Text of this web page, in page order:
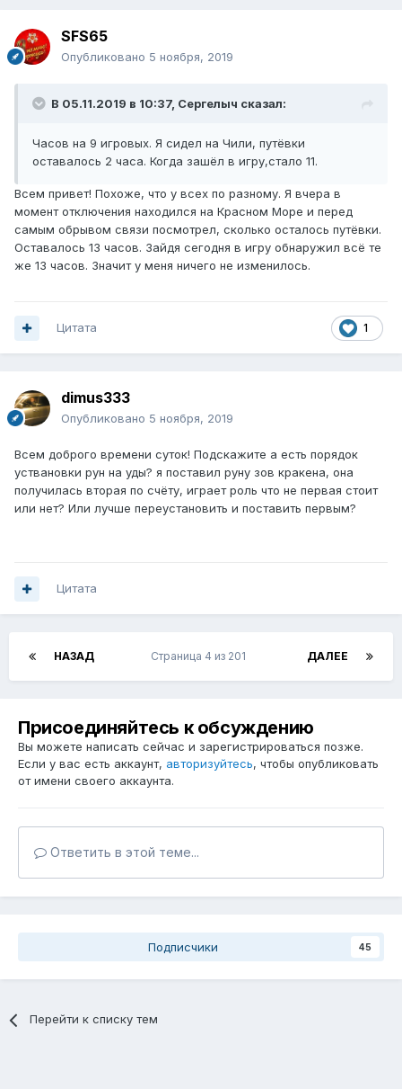
SFS65
Опубликовано 5 ноября, 2019
В 05.11.2019 в 10:37, Сергелыч сказал:
Часов на 9 игровых. Я сидел на Чили, путёвки
оставалось 2 часа. Когда зашёл в игру,стало 11.
Всем привет! Похоже, что у всех по разному. Я вчера в
момент отключения находился на Красном Море и перед
самым обрывом связи посмотрел, сколько осталось путёвки.
Оставалось 13 часов. Зайдя сегодня в игру обнаружил всё те
же 13 часов. Значит у меня ничего не изменилось.
1
Цитата
dimus333
Опубликовано 5 ноября, 2019
Всем доброго времени суток! Подскажите а есть порядок
уствановки рун на уды? я поставил руну зов кракена, она
получилась вторая по счёту, играет роль что не первая стоит
или нет? Или лучше переустановить и поставить первым?
Цитата
НАЗАД ДАЛЕЕ
Страница 4 из 201
Присоединяйтесь к обсуждению
Вы можете написать сейчас и зарегистрироваться позже.
Если у вас есть аккаунт, авторизуйтесь, чтобы опубликовать
от имени своего аккаунта.
Ответить в этой теме...
Подписчики 45
Перейти к списку тем